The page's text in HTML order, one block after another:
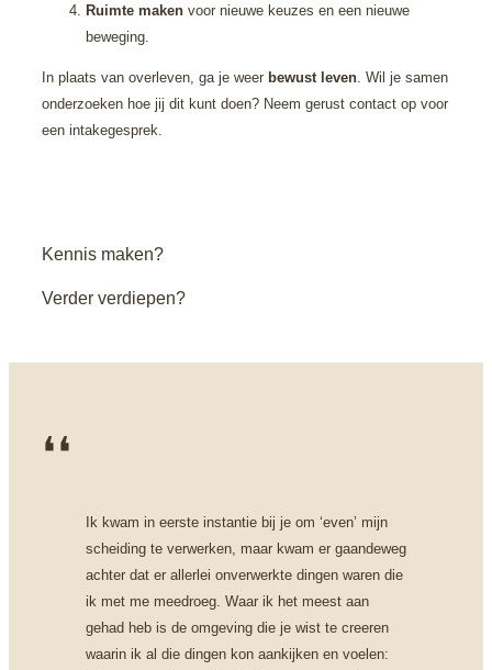
Ruimte maken voor nieuwe keuzes en een nieuwe
beweging.
In plaats van overleven, ga je weer bewust leven . Wil je samen
onderzoeken hoe jij dit kunt doen? Neem gerust contact op voor
een intakegesprek.
Kennis maken?
Verder verdiepen?
❛❛
Ik kwam in eerste instantie bij je om ‘even’ mijn
scheiding te verwerken, maar kwam er gaandeweg
achter dat er allerlei onverwerkte dingen waren die
ik met me meedroeg. Waar ik het meest aan
gehad heb is de omgeving die je wist te creeren
waarin ik al die dingen kon aankijken en voelen: